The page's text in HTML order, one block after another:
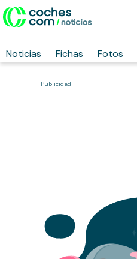
Noticias Fichas Fotos
Publicidad